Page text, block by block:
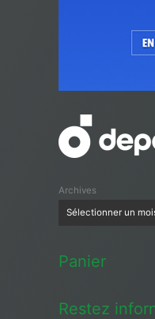
Archives
Panier
Restez